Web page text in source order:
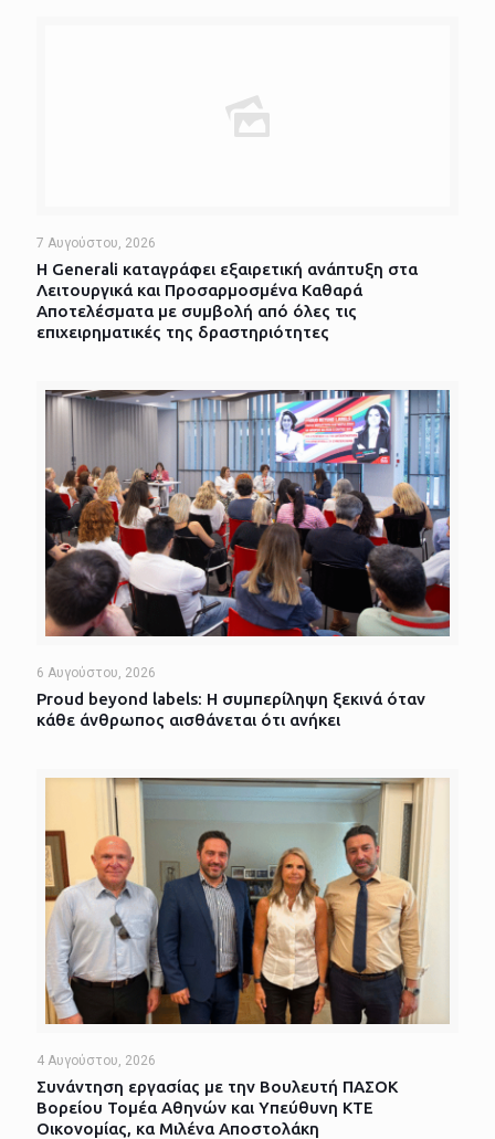
7 Αυγούστου, 2026
Η Generali καταγράφει εξαιρετική ανάπτυξη στα
Λειτουργικά και Προσαρμοσμένα Καθαρά
Αποτελέσματα με συμβολή από όλες τις
επιχειρηματικές της δραστηριότητες
6 Αυγούστου, 2026
Proud beyond labels: Η συμπερίληψη ξεκινά όταν
κάθε άνθρωπος αισθάνεται ότι ανήκει
4 Αυγούστου, 2026
Συνάντηση εργασίας με την Βουλευτή ΠΑΣΟΚ
Βορείου Τομέα Αθηνών και Υπεύθυνη ΚΤΕ
Οικονομίας, κα Μιλένα Αποστολάκη